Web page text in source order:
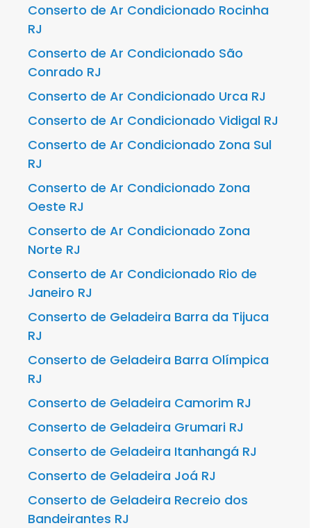
Conserto de Ar Condicionado Rocinha
RJ
Conserto de Ar Condicionado São
Conrado RJ
Conserto de Ar Condicionado Urca RJ
Conserto de Ar Condicionado Vidigal RJ
Conserto de Ar Condicionado Zona Sul
RJ
Conserto de Ar Condicionado Zona
Oeste RJ
Conserto de Ar Condicionado Zona
Norte RJ
Conserto de Ar Condicionado Rio de
Janeiro RJ
Conserto de Geladeira Barra da Tijuca
RJ
Conserto de Geladeira Barra Olímpica
RJ
Conserto de Geladeira Camorim RJ
Conserto de Geladeira Grumari RJ
Conserto de Geladeira Itanhangá RJ
Conserto de Geladeira Joá RJ
Conserto de Geladeira Recreio dos
Bandeirantes RJ